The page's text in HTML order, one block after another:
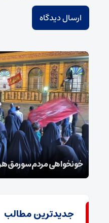
خونخواهی مردم سورمق
جدیدترین مطالب